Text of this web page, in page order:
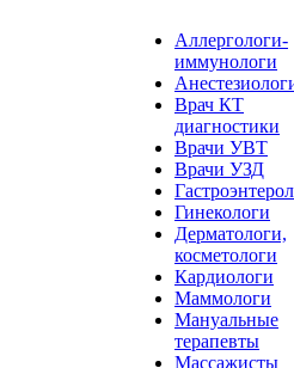
Аллергологи-
иммунологи
Врач КТ
диагностики
Врачи УВТ
Врачи УЗД
Гинекологи
Дерматологи,
косметологи
Кардиологи
Маммологи
Мануальные
терапевты
Массажисты